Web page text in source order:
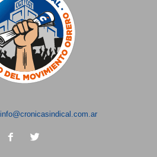
info@cronicasindical.com.ar